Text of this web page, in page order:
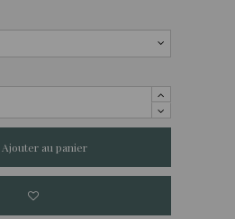
Ajouter au panier